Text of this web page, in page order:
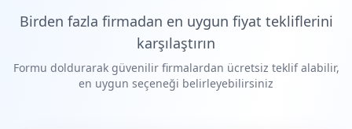
Birden fazla firmadan en uygun fiyat tekliflerini
karşılaştırın
Formu doldurarak güvenilir firmalardan ücretsiz teklif alabilir,
en uygun seçeneği belirleyebilirsiniz